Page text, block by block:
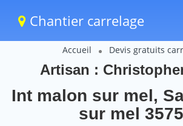
Chantier carrelage
Accueil Devis gratuits
Artisan :
Int malon sur mel,
sur mel